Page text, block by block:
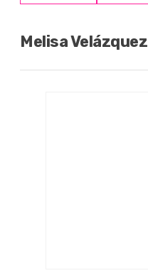
Melisa Velázquez